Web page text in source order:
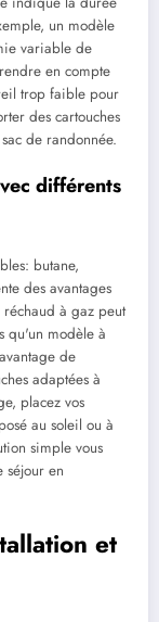
un modèle
variable de
en compte
trop faible pour
des cartouches
de randonnée.
différents
butane,
des avantages
à gaz peut
qu'un modèle à
de
adaptées à
placez vos
au soleil ou à
simple vous
séjour en
et